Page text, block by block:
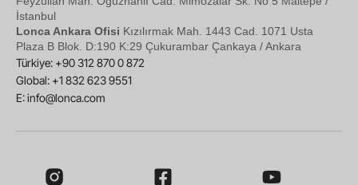
İstanbul
Lonca Ankara Ofisi Kızılırmak Mah. 1443 Cad. 1071 Usta
Plaza B Blok. D:190 K:29 Çukurambar Çankaya / Ankara
Türkiye: +90 312 870 0 872
Global: +1 832 623 9551
E:info@lonca.com